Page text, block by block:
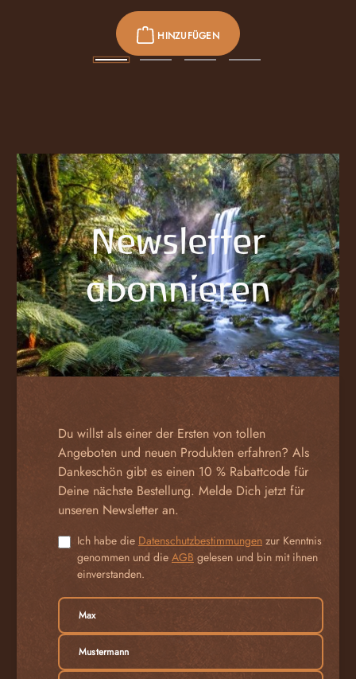
HINZUFÜGEN
Newsletter
abonnieren
Du willst als einer der Ersten von tollen
Angeboten und neuen Produkten erfahren? Als
Dankeschön gibt es einen 10 % Rabattcode für
Deine nächste Bestellung. Melde Dich jetzt für
unseren Newsletter an.
Ich habe die Datenschutzbestimmungen zur Kenntnis
genommen und die AGB gelesen und bin mit ihnen
einverstanden.